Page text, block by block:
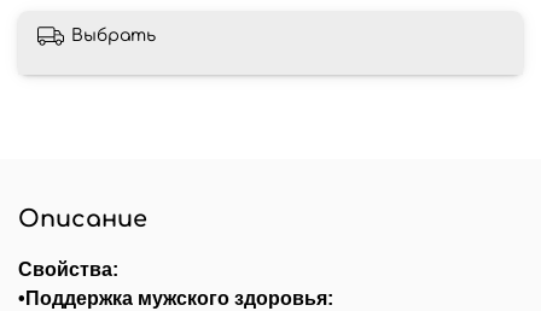
Выбрать
Описание
Свойства:
•Поддержка мужского здоровья: